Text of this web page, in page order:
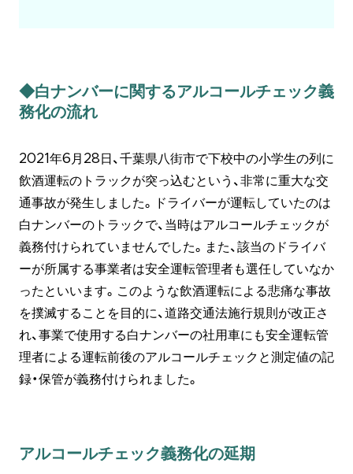
◆白ナンバーに関するアルコールチェック義
務化の流れ
2021年6月28日、千葉県八街市で下校中の小学生の列に
飲酒運転のトラックが突っ込むという、非常に重大な交
通事故が発生しました。ドライバーが運転していたのは
白ナンバーのトラックで、当時はアルコールチェックが
義務付けられていませんでした。また、該当のドライバ
ーが所属する事業者は安全運転管理者も選任していなか
ったといいます。このような飲酒運転による悲痛な事故
を撲滅することを目的に、道路交通法施行規則が改正さ
れ、事業で使用する白ナンバーの社用車にも安全運転管
理者による運転前後のアルコールチェックと測定値の記
録・保管が義務付けられました。
アルコールチェック義務化の延期